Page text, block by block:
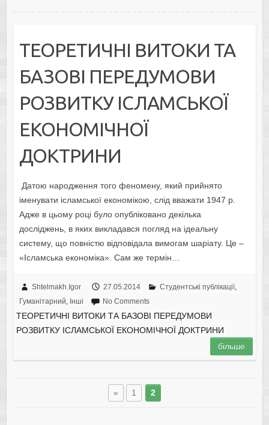
ТЕОРЕТИЧНІ ВИТОКИ ТА
БАЗОВІ ПЕРЕДУМОВИ
РОЗВИТКУ ІСЛАМСЬКОЇ
ЕКОНОМІЧНОЇ
ДОКТРИНИ
Датою народження того феномену, який прийнято
іменувати ісламської економікою, слід вважати 1947 р.
Адже в цьому році було опубліковано декілька
досліджень, в яких викладався погляд на ідеальну
систему, що повністю відповідала вимогам шаріату. Це –
«Ісламська економіка». Сам же термін…
Shtelmakh.Igor 27.05.2014 Студентські публікації,
Гуманітарний, Інші No Comments
ТЕОРЕТИЧНІ ВИТОКИ ТА БАЗОВІ ПЕРЕДУМОВИ
РОЗВИТКУ ІСЛАМСЬКОЇ ЕКОНОМІЧНОЇ ДОКТРИНИ
більше
« 1 2